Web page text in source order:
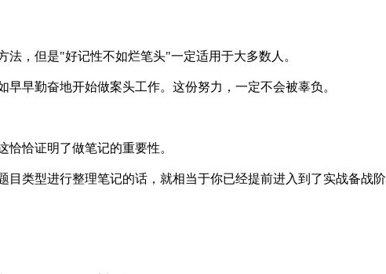
，但是"好记性不如烂笔头"一定适用于大多数人。
早勤奋地开始做案头工作。这份努力，一定不会被辜负。
恰证明了做笔记的重要性。
类型进行整理笔记的话，就相当于你已经提前进入到了实战备战阶